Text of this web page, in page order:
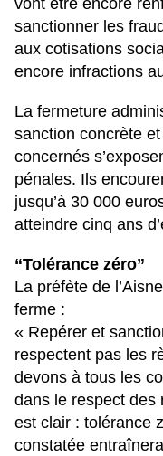
vont être encore
sanctionner les
aux cotisations
encore infractions
La fermeture
sanction concrète
concernés
pénales. Ils
jusqu’à 30 000
atteindre cinq ans
“Tolérance zéro”
La préfète de
ferme :
« Repérer et
respectent pas les
devons à tous les
dans le respect des
est clair : tolérance
constatée